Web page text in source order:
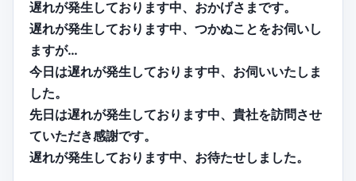
遅れが発生しております中、おかげさまです。
遅れが発生しております中、つかぬことをお伺いし
ますが…
今日は遅れが発生しております中、お伺いいたしま
した。
先日は遅れが発生しております中、貴社を訪問させ
ていただき感謝です。
遅れが発生しております中、お待たせしました。